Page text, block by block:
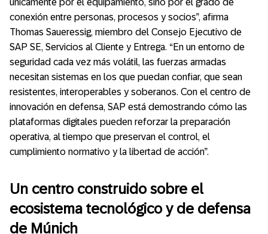
conexión entre personas, procesos y socios”, afirma
Thomas Saueressig, miembro del Consejo Ejecutivo de
SAP SE, Servicios al Cliente y Entrega. “En un entorno de
seguridad cada vez más volátil, las fuerzas armadas
necesitan sistemas en los que puedan confiar, que sean
resistentes, interoperables y soberanos. Con el centro de
innovación en defensa, SAP está demostrando cómo las
plataformas digitales pueden reforzar la preparación
operativa, al tiempo que preservan el control, el
cumplimiento normativo y la libertad de acción”.
Un centro construido sobre el
ecosistema tecnológico y de defensa
de Múnich